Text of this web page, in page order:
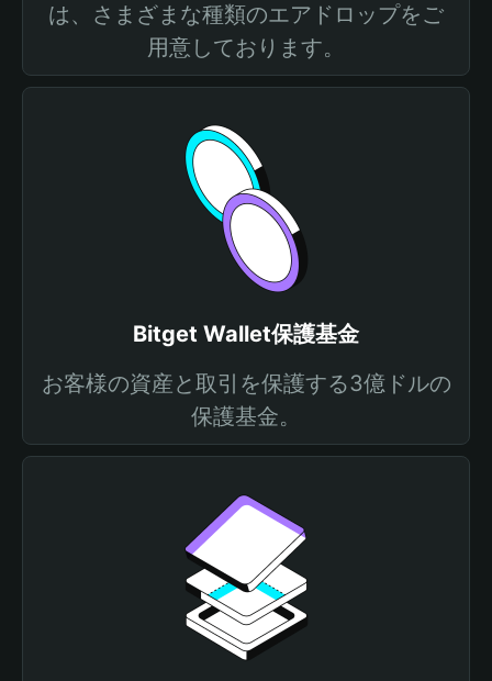
は、さまざまな種類のエアドロップをご
用意しております。
Bitget Wallet保護基金
お客様の資産と取引を保護する3億ドルの
保護基金。